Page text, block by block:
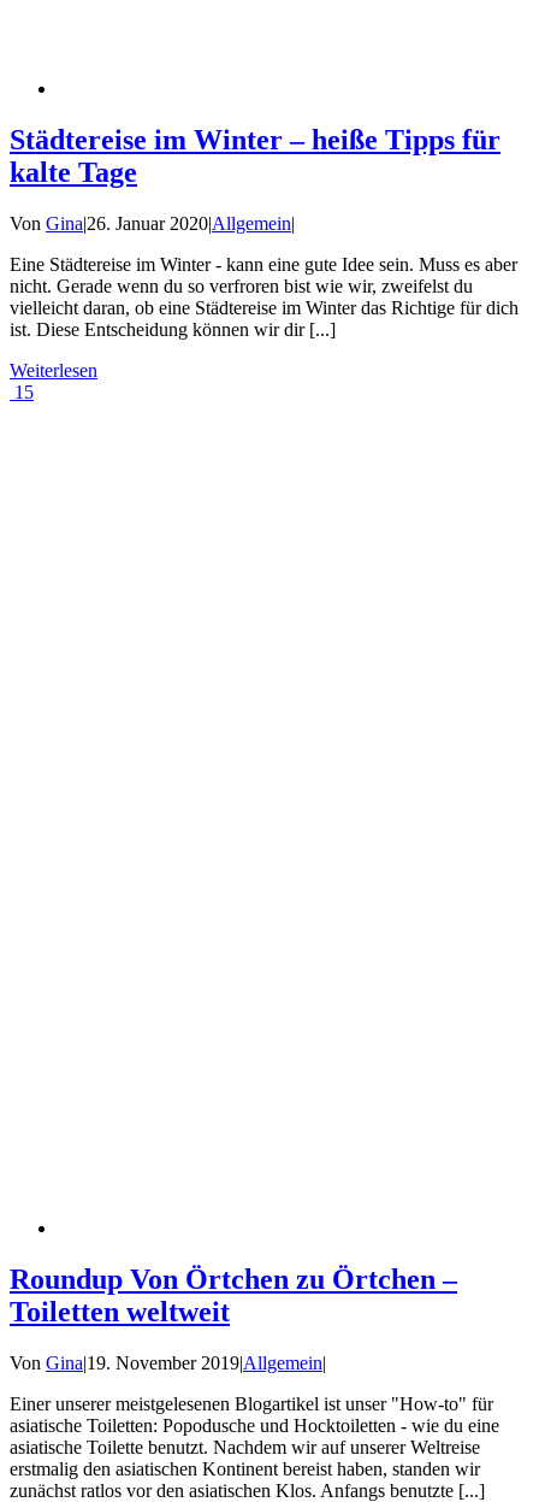
Städtereise im Winter – heiße Tipps für
kalte Tage
Von Gina|26. Januar 2020|Allgemein|
Eine Städtereise im Winter - kann eine gute Idee sein. Muss es aber
nicht. Gerade wenn du so verfroren bist wie wir, zweifelst du
vielleicht daran, ob eine Städtereise im Winter das Richtige für dich
ist. Diese Entscheidung können wir dir [...]
Weiterlesen
15
Roundup Von Örtchen zu Örtchen –
Toiletten weltweit
Von Gina|19. November 2019|Allgemein|
Einer unserer meistgelesenen Blogartikel ist unser "How-to" für
asiatische Toiletten: Popodusche und Hocktoiletten - wie du eine
asiatische Toilette benutzt. Nachdem wir auf unserer Weltreise
erstmalig den asiatischen Kontinent bereist haben, standen wir
zunächst ratlos vor den asiatischen Klos. Anfangs benutzte [...]